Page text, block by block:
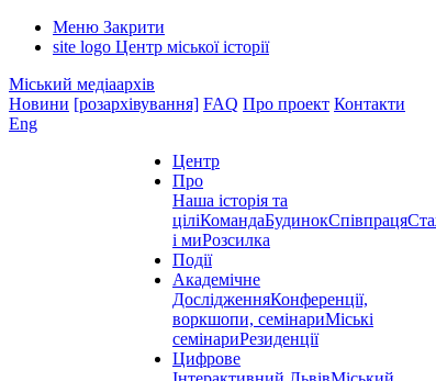
Меню Закрити
site logo Центр міської історії
Міський медіаархів
Новини [розархівування] FAQ Про проект Контакти
Eng
Центр
Про
Наша історія та
ціліКомандаБудинокСпівпраця
і миРозсилка
Події
Академічне
ДослідженняКонференції,
воркшопи, семінариМіські
семінариРезиденції
Цифрове